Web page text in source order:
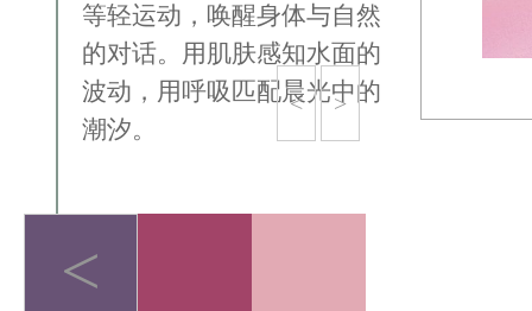
< >
等轻运动，唤醒身体与自然
的对话。用肌肤感知水面的
波动，用呼吸匹配晨光中的
潮汐。
<